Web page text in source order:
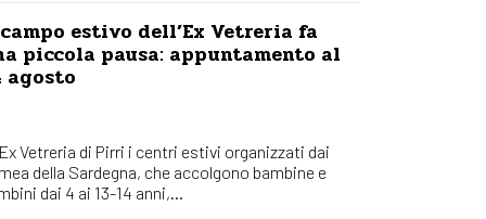
estivo dell’Ex Vetreria fa
piccola pausa: appuntamento al
agosto
Vetreria di Pirri i centri estivi organizzati dai
della Sardegna, che accolgono bambine e
dai 4 ai 13-14 anni,...